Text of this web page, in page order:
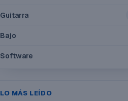
Guitarra
Bajo
Software
LO MÁS LEÍDO